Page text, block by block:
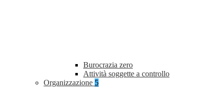
Burocrazia zero
Attività soggette a controllo
Organizzazione 5